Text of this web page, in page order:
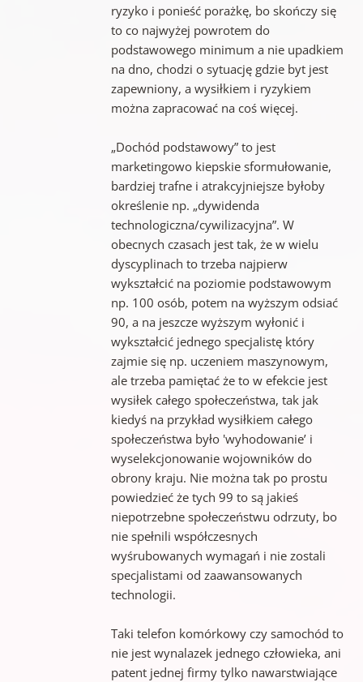
ryzyko i ponieść porażkę, bo skończy się
to co najwyżej powrotem do
podstawowego minimum a nie upadkiem
na dno, chodzi o sytuację gdzie byt jest
zapewniony, a wysiłkiem i ryzykiem
można zapracować na coś więcej.
„Dochód podstawowy” to jest
marketingowo kiepskie sformułowanie,
bardziej trafne i atrakcyjniejsze byłoby
określenie np. „dywidenda
technologiczna/cywilizacyjna”. W
obecnych czasach jest tak, że w wielu
dyscyplinach to trzeba najpierw
wykształcić na poziomie podstawowym
np. 100 osób, potem na wyższym odsiać
90, a na jeszcze wyższym wyłonić i
wykształcić jednego specjalistę który
zajmie się np. uczeniem maszynowym,
ale trzeba pamiętać że to w efekcie jest
wysiłek całego społeczeństwa, tak jak
kiedyś na przykład wysiłkiem całego
społeczeństwa było 'wyhodowanie’ i
wyselekcjonowanie wojowników do
obrony kraju. Nie można tak po prostu
powiedzieć że tych 99 to są jakieś
niepotrzebne społeczeństwu odrzuty, bo
nie spełnili współczesnych
wyśrubowanych wymagań i nie zostali
specjalistami od zaawansowanych
technologii.
Taki telefon komórkowy czy samochód to
nie jest wynalazek jednego człowieka, ani
patent jednej firmy tylko nawarstwiające